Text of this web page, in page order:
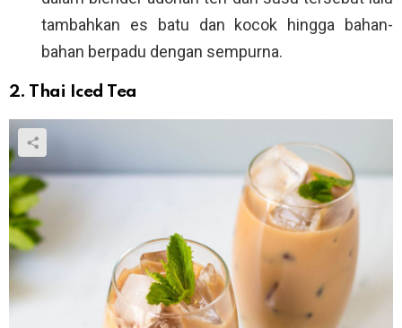
tambahkan es batu dan kocok hingga bahan-
bahan berpadu dengan sempurna.
2. Thai Iced Tea